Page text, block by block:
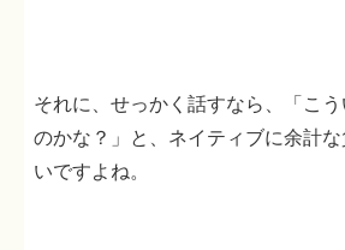
それに、せっかく話すなら、「こ
のかな？」と、ネイティブに余計
いですよね。